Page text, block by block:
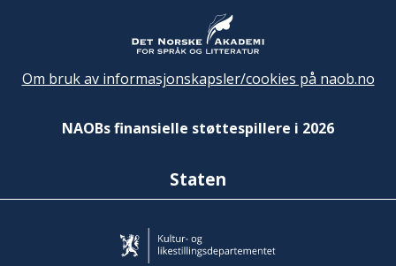
Om bruk av informasjonskapsler/cookies på naob.no
NAOBs finansielle støttespillere i 2026
Staten